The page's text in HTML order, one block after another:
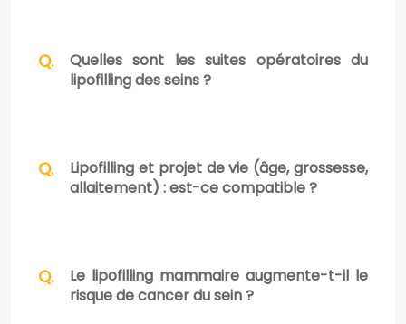
Quelles sont les suites opératoires du
lipofilling des seins ?
Lipofilling et projet de vie (âge, grossesse,
allaitement) : est-ce compatible ?
Le lipofilling mammaire augmente-t-il le
risque de cancer du sein ?